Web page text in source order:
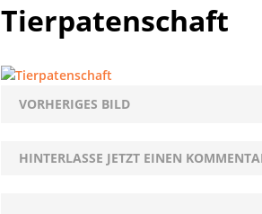
Tierpatenschaft
VORHERIGES BILD
HINTERLASSE JETZT EINEN